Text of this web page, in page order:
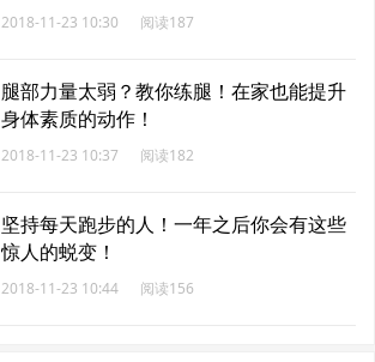
2018-11-23 10:30 阅读187
腿部力量太弱？教你练腿！在家也能提升
身体素质的动作！
2018-11-23 10:37 阅读182
坚持每天跑步的人！一年之后你会有这些
惊人的蜕变！
2018-11-23 10:44 阅读156